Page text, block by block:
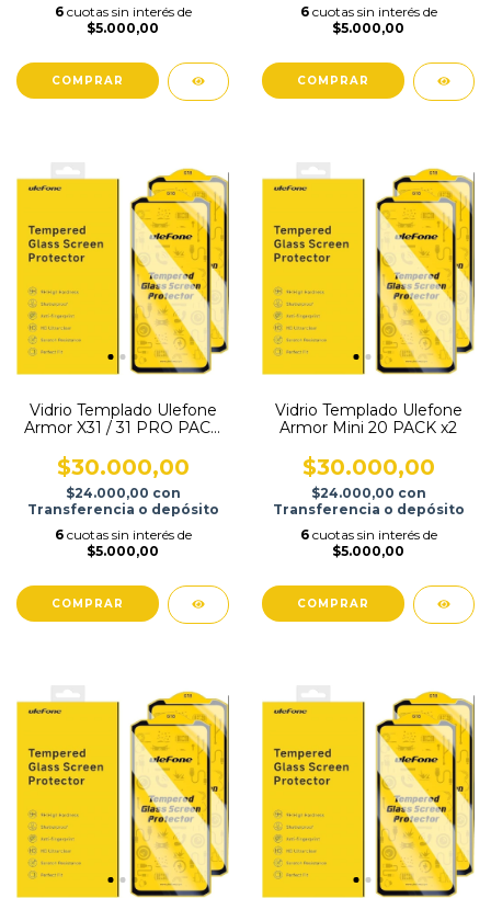
6 cuotas sin interés de
$5.000,00
6 cuotas sin interés de
$5.000,00
Vidrio Templado Ulefone
Armor X31 / 31 PRO PACK
$30.000,00
$24.000,00 con
Transferencia o depósito
6 cuotas sin interés de
$5.000,00
Vidrio Templado Ulefone
Armor Mini 20 PACK x2
$30.000,00
$24.000,00 con
Transferencia o depósito
6 cuotas sin interés de
$5.000,00